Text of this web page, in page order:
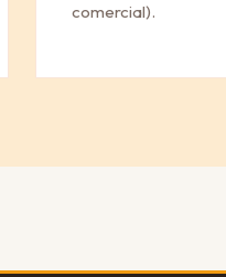
comercial).